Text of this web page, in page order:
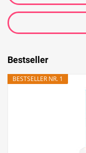
Bestseller
BESTSELLER NR. 1